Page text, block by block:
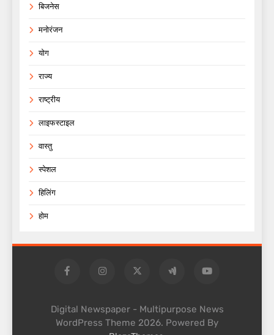
बिजनेस
मनोरंजन
योग
राज्य
राष्ट्रीय
लाइफस्टाइल
वास्तु
स्पेशल
हिलिंग
होम
Digital Newspaper - Multipurpose News
WordPress Theme 2026. Powered By